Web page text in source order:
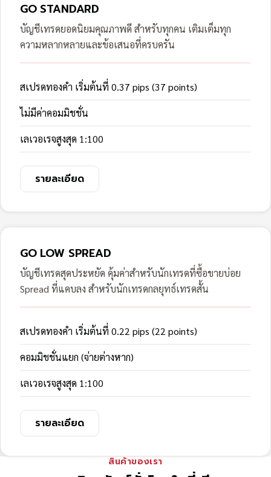
GO STANDARD
บัญชีเทรดยอดนิยมคุณภาพดี สำหรับทุกคน เติมเต็มทุก
ความหลากหลายและข้อเสนอที่ครบครัน
สเปรดทองคำ เริ่มต้นที่ 0.37 pips (37 points)
ไม่มีค่าคอมมิชชั่น
เลเวอเรจสูงสุด 1:100
รายละเอียด
GO LOW SPREAD
บัญชีเทรดสุดประหยัด คุ้มค่าสำหรับนักเทรดที่ซื้อขายบ่อย
Spread ที่แคบลง สำหรับนักเทรดกลยุทธ์เทรดสั้น
สเปรดทองคำ เริ่มต้นที่ 0.22 pips (22 points)
คอมมิชชั่นแยก (จ่ายต่างหาก)
เลเวอเรจสูงสุด 1:100
รายละเอียด
สินค้าของเรา